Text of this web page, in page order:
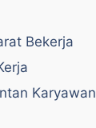
Bekerja
Karyawan